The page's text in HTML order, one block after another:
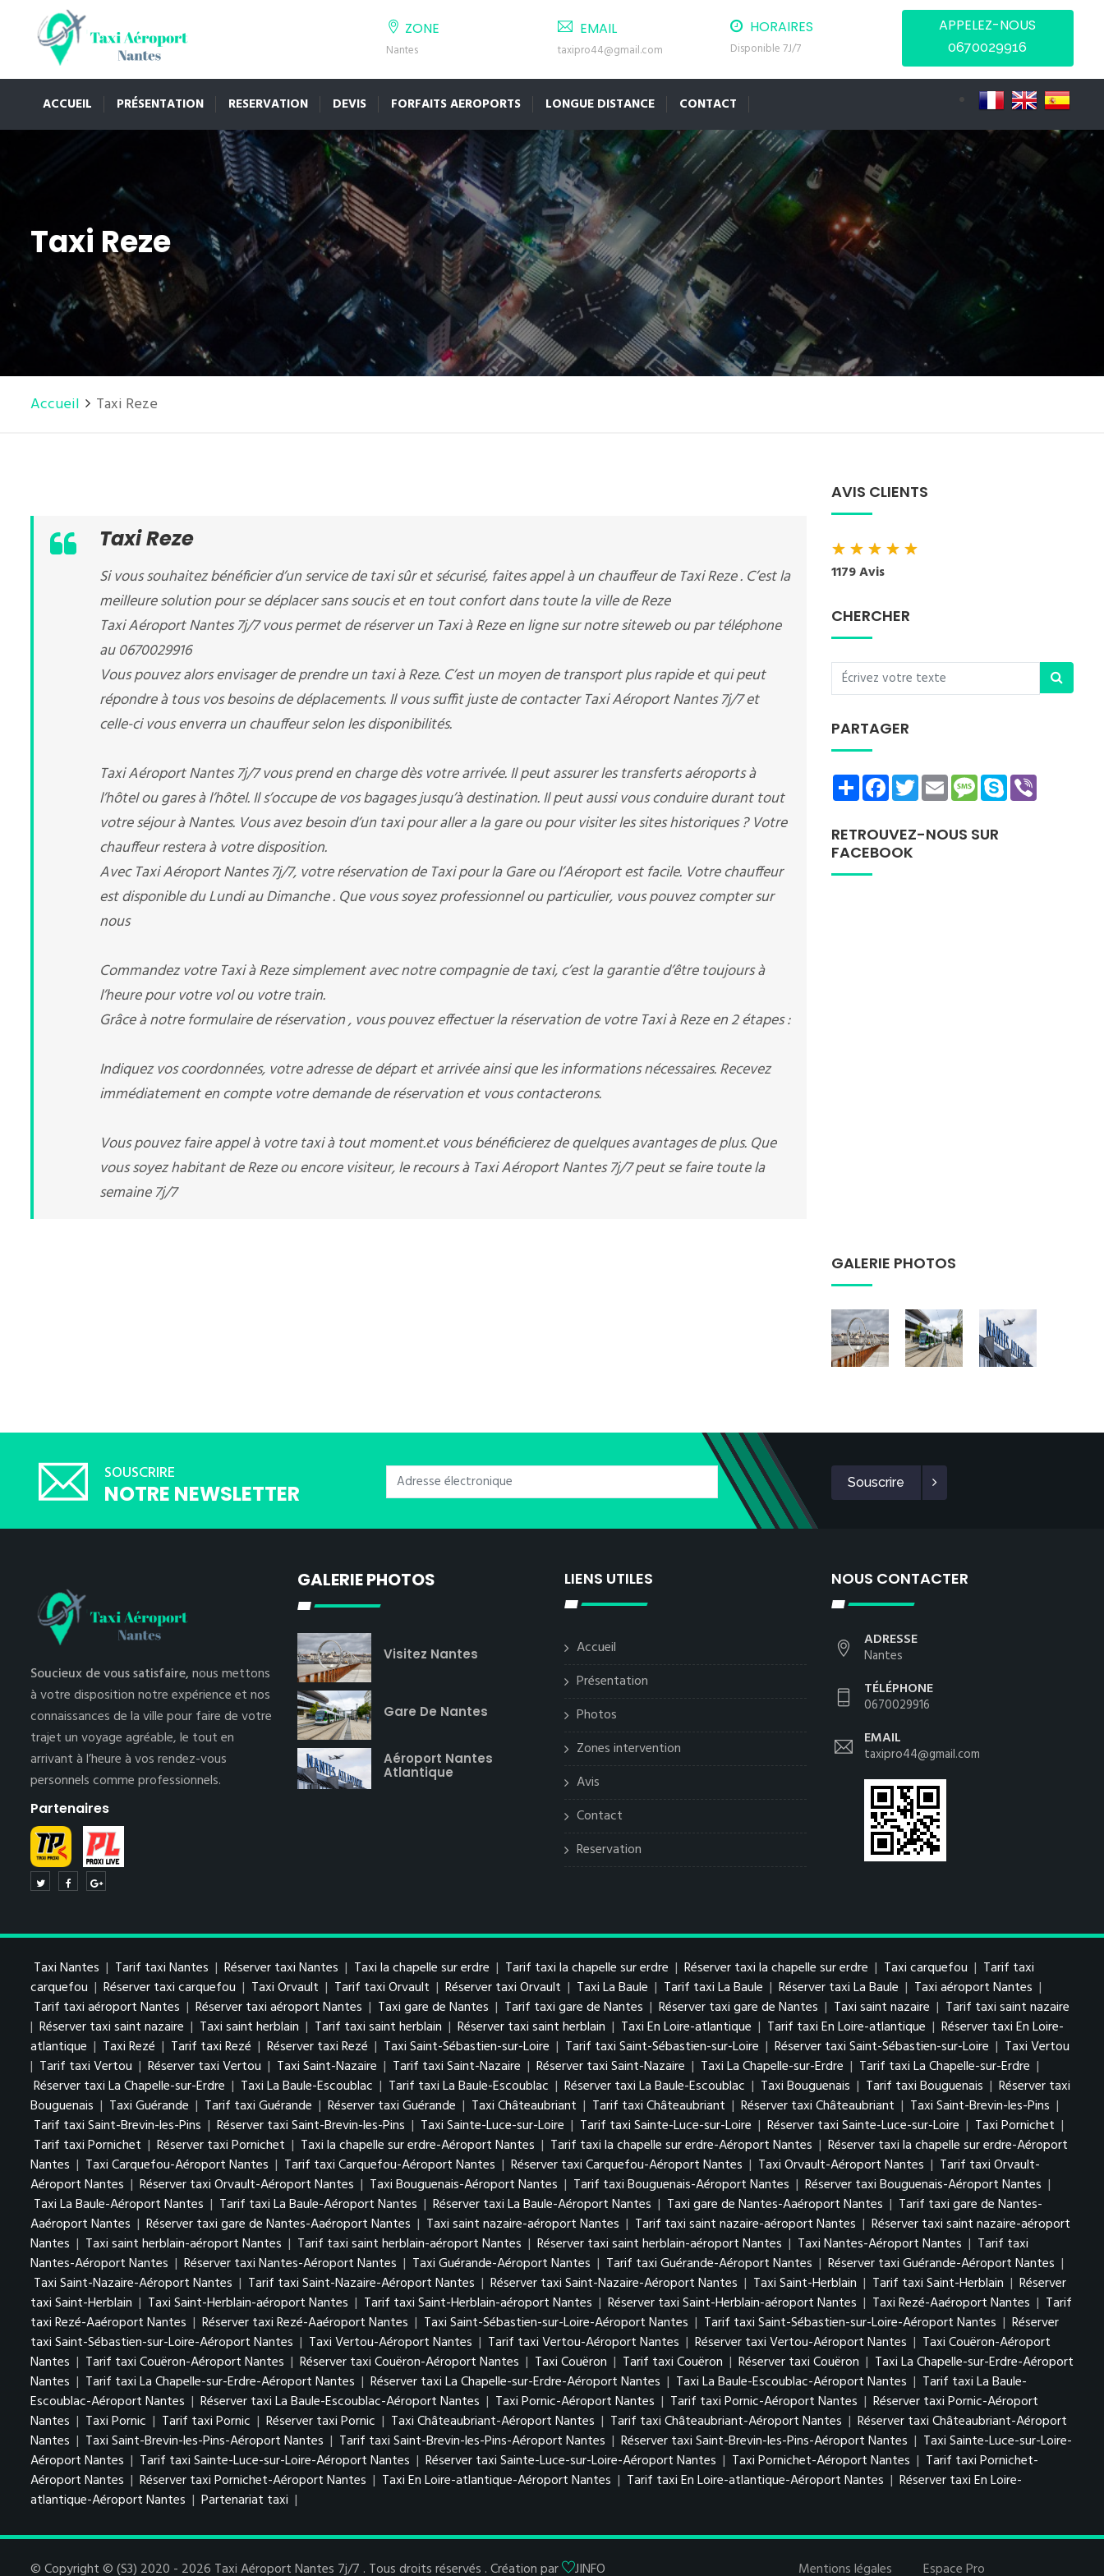
ZONE
Nantes
EMAIL
taxipro44@gmail.com
HORAIRES
Disponible 7J/7
APPELEZ-NOUS
0670029916
ACCUEIL PRÉSENTATION RESERVATION DEVIS FORFAITS AEROPORTS LONGUE DISTANCE CONTACT
Taxi Reze
Accueil Taxi Reze
Taxi Reze
Si vous souhaitez bénéficier d’un service de taxi sûr et sécurisé, faites appel à un chauffeur de Taxi Reze . C’est la
meilleure solution pour se déplacer sans soucis et en tout confort dans toute la ville de Reze
Taxi Aéroport Nantes 7j/7 vous permet de réserver un Taxi à Reze en ligne sur notre siteweb ou par téléphone
au 0670029916
Vous pouvez alors envisager de prendre un taxi à Reze. C’est un moyen de transport plus rapide et qui peut
répondre à tous vos besoins de déplacements. Il vous suffit juste de contacter Taxi Aéroport Nantes 7j/7 et
celle-ci vous enverra un chauffeur selon les disponibilités.
Taxi Aéroport Nantes 7j/7 vous prend en charge dès votre arrivée. Il peut assurer les transferts aéroports à
l’hôtel ou gares à l’hôtel. Il s’occupe de vos bagages jusqu’à destination. Il peut aussi vous conduire durant tout
votre séjour à Nantes. Vous avez besoin d’un taxi pour aller a la gare ou pour visiter les sites historiques ? Votre
chauffeur restera à votre disposition.
Avec Taxi Aéroport Nantes 7j/7, votre réservation de Taxi pour la Gare ou l’Aéroport est facile. Votre chauffeur
est disponible du Lundi au Dimanche . Que vous soyez professionnel ou particulier, vous pouvez compter sur
nous
Commandez votre Taxi à Reze simplement avec notre compagnie de taxi, c’est la garantie d’être toujours à
l’heure pour votre vol ou votre train.
Grâce à notre formulaire de réservation , vous pouvez effectuer la réservation de votre Taxi à Reze en 2 étapes :
Indiquez vos coordonnées, votre adresse de départ et arrivée ainsi que les informations nécessaires. Recevez
immédiatement en compte votre demande de réservation et vous contacterons.
Vous pouvez faire appel à votre taxi à tout moment.et vous bénéficierez de quelques avantages de plus. Que
vous soyez habitant de Reze ou encore visiteur, le recours à Taxi Aéroport Nantes 7j/7 peut se faire toute la
semaine 7j/7
AVIS CLIENTS
★★★★★
1179 Avis
CHERCHER
PARTAGER
ShareFacebookTwitterEmailMessage
Skype
RETROUVEZ-NOUS SUR
FACEBOOK
GALERIE PHOTOS
SOUSCRIRE
NOTRE NEWSLETTER Souscrire
Soucieux de vous satisfaire,nous mettons
à votre disposition notre expérience et nos
connaissances de la ville pour faire de votre
trajet un voyage agréable, le tout en
arrivant à l’heure à vos rendez-vous
personnels comme professionnels.
Partenaires
GALERIE PHOTOS
Visitez Nantes
Gare De Nantes
Aéroport Nantes
Atlantique
LIENS UTILES
Accueil
Présentation
Photos
Zones intervention
Avis
Contact
Reservation
NOUS CONTACTER
ADRESSE
Nantes
TÉLÉPHONE
0670029916
EMAIL
taxipro44@gmail.com
Taxi Nantes | Tarif taxi Nantes | Réserver taxi Nantes | Taxi la chapelle sur erdre | Tarif taxi la chapelle sur erdre | Réserver taxi la chapelle sur erdre | Taxi carquefou | Tarif taxi
carquefou | Réserver taxi carquefou | Taxi Orvault | Tarif taxi Orvault | Réserver taxi Orvault | Taxi La Baule | Tarif taxi La Baule | Réserver taxi La Baule | Taxi aéroport Nantes |
Tarif taxi aéroport Nantes | Réserver taxi aéroport Nantes | Taxi gare de Nantes | Tarif taxi gare de Nantes | Réserver taxi gare de Nantes | Taxi saint nazaire | Tarif taxi saint nazaire
| Réserver taxi saint nazaire | Taxi saint herblain | Tarif taxi saint herblain | Réserver taxi saint herblain | Taxi En Loire-atlantique | Tarif taxi En Loire-atlantique | Réserver taxi En Loire-
atlantique | Taxi Rezé | Tarif taxi Rezé | Réserver taxi Rezé | Taxi Saint-Sébastien-sur-Loire | Tarif taxi Saint-Sébastien-sur-Loire | Réserver taxi Saint-Sébastien-sur-Loire | Taxi Vertou
| Tarif taxi Vertou | Réserver taxi Vertou | Taxi Saint-Nazaire | Tarif taxi Saint-Nazaire | Réserver taxi Saint-Nazaire | Taxi La Chapelle-sur-Erdre | Tarif taxi La Chapelle-sur-Erdre |
Réserver taxi La Chapelle-sur-Erdre | Taxi La Baule-Escoublac | Tarif taxi La Baule-Escoublac | Réserver taxi La Baule-Escoublac | Taxi Bouguenais | Tarif taxi Bouguenais | Réserver taxi
Bouguenais | Taxi Guérande | Tarif taxi Guérande | Réserver taxi Guérande | Taxi Châteaubriant | Tarif taxi Châteaubriant | Réserver taxi Châteaubriant | Taxi Saint-Brevin-les-Pins |
Tarif taxi Saint-Brevin-les-Pins | Réserver taxi Saint-Brevin-les-Pins | Taxi Sainte-Luce-sur-Loire | Tarif taxi Sainte-Luce-sur-Loire | Réserver taxi Sainte-Luce-sur-Loire | Taxi Pornichet |
Tarif taxi Pornichet | Réserver taxi Pornichet | Taxi la chapelle sur erdre-Aéroport Nantes | Tarif taxi la chapelle sur erdre-Aéroport Nantes | Réserver taxi la chapelle sur erdre-Aéroport
Nantes | Taxi Carquefou-Aéroport Nantes | Tarif taxi Carquefou-Aéroport Nantes | Réserver taxi Carquefou-Aéroport Nantes | Taxi Orvault-Aéroport Nantes | Tarif taxi Orvault-
Aéroport Nantes | Réserver taxi Orvault-Aéroport Nantes | Taxi Bouguenais-Aéroport Nantes | Tarif taxi Bouguenais-Aéroport Nantes | Réserver taxi Bouguenais-Aéroport Nantes |
Taxi La Baule-Aéroport Nantes | Tarif taxi La Baule-Aéroport Nantes | Réserver taxi La Baule-Aéroport Nantes | Taxi gare de Nantes-Aaéroport Nantes | Tarif taxi gare de Nantes-
Aaéroport Nantes | Réserver taxi gare de Nantes-Aaéroport Nantes | Taxi saint nazaire-aéroport Nantes | Tarif taxi saint nazaire-aéroport Nantes | Réserver taxi saint nazaire-aéroport
Nantes | Taxi saint herblain-aéroport Nantes | Tarif taxi saint herblain-aéroport Nantes | Réserver taxi saint herblain-aéroport Nantes | Taxi Nantes-Aéroport Nantes | Tarif taxi
Nantes-Aéroport Nantes | Réserver taxi Nantes-Aéroport Nantes | Taxi Guérande-Aéroport Nantes | Tarif taxi Guérande-Aéroport Nantes | Réserver taxi Guérande-Aéroport Nantes |
Taxi Saint-Nazaire-Aéroport Nantes | Tarif taxi Saint-Nazaire-Aéroport Nantes | Réserver taxi Saint-Nazaire-Aéroport Nantes | Taxi Saint-Herblain | Tarif taxi Saint-Herblain | Réserver
taxi Saint-Herblain | Taxi Saint-Herblain-aéroport Nantes | Tarif taxi Saint-Herblain-aéroport Nantes | Réserver taxi Saint-Herblain-aéroport Nantes | Taxi Rezé-Aaéroport Nantes | Tarif
taxi Rezé-Aaéroport Nantes | Réserver taxi Rezé-Aaéroport Nantes | Taxi Saint-Sébastien-sur-Loire-Aéroport Nantes | Tarif taxi Saint-Sébastien-sur-Loire-Aéroport Nantes | Réserver
taxi Saint-Sébastien-sur-Loire-Aéroport Nantes | Taxi Vertou-Aéroport Nantes | Tarif taxi Vertou-Aéroport Nantes | Réserver taxi Vertou-Aéroport Nantes | Taxi Couëron-Aéroport
Nantes | Tarif taxi Couëron-Aéroport Nantes | Réserver taxi Couëron-Aéroport Nantes | Taxi Couëron | Tarif taxi Couëron | Réserver taxi Couëron | Taxi La Chapelle-sur-Erdre-Aéroport
Nantes | Tarif taxi La Chapelle-sur-Erdre-Aéroport Nantes | Réserver taxi La Chapelle-sur-Erdre-Aéroport Nantes | Taxi La Baule-Escoublac-Aéroport Nantes | Tarif taxi La Baule-
Escoublac-Aéroport Nantes | Réserver taxi La Baule-Escoublac-Aéroport Nantes | Taxi Pornic-Aéroport Nantes | Tarif taxi Pornic-Aéroport Nantes | Réserver taxi Pornic-Aéroport
Nantes | Taxi Pornic | Tarif taxi Pornic | Réserver taxi Pornic | Taxi Châteaubriant-Aéroport Nantes | Tarif taxi Châteaubriant-Aéroport Nantes | Réserver taxi Châteaubriant-Aéroport
Nantes | Taxi Saint-Brevin-les-Pins-Aéroport Nantes | Tarif taxi Saint-Brevin-les-Pins-Aéroport Nantes | Réserver taxi Saint-Brevin-les-Pins-Aéroport Nantes | Taxi Sainte-Luce-sur-Loire-
Aéroport Nantes | Tarif taxi Sainte-Luce-sur-Loire-Aéroport Nantes | Réserver taxi Sainte-Luce-sur-Loire-Aéroport Nantes | Taxi Pornichet-Aéroport Nantes | Tarif taxi Pornichet-
Aéroport Nantes | Réserver taxi Pornichet-Aéroport Nantes | Taxi En Loire-atlantique-Aéroport Nantes | Tarif taxi En Loire-atlantique-Aéroport Nantes | Réserver taxi En Loire-
atlantique-Aéroport Nantes | Partenariat taxi |
© Copyright © (S3) 2020 - 2026 Taxi Aéroport Nantes 7j/7 . Tous droits réservés . Création par JINFO Mentions légales Espace Pro